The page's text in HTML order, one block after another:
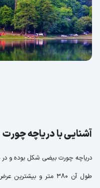
آشنایی با دریاچه چورت
دریاچه چورت بیضی شکل بوده و در